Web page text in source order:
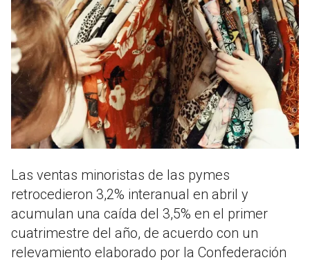
Las ventas minoristas de las pymes
retrocedieron 3,2% interanual en abril y
acumulan una caída del 3,5% en el primer
cuatrimestre del año, de acuerdo con un
relevamiento elaborado por la Confederación